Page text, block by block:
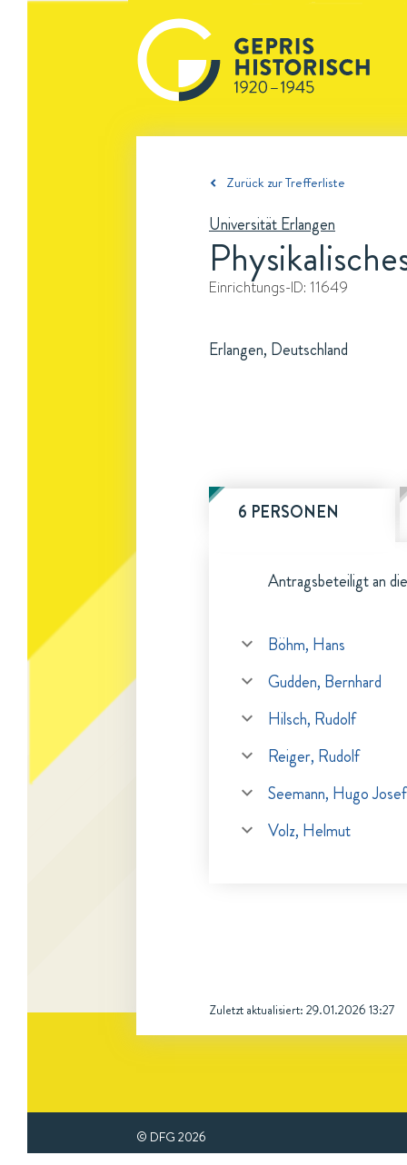
Zurück zur Trefferliste
Universität Erlangen
Einrichtungs-ID: 11649
Erlangen, Deutschland
6 PERSONEN
Antragsbeteiligt an
Böhm, Hans
Gudden, Bernhard
Hilsch, Rudolf
Reiger, Rudolf
Seemann, Hugo Josef
Volz, Helmut
Zuletzt aktualisiert: 29.01.2026 13:27
© DFG 2026